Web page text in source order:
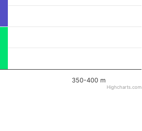
350-400 m
Highcharts.com